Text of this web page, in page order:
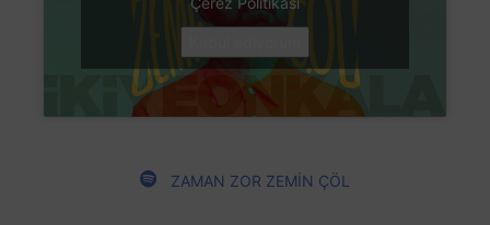
ZAMAN ZOR ZEMİN ÇÖL